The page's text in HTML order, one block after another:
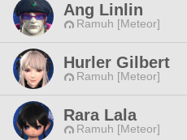
Ang Linlin
Ramuh [Meteor]
Hurler Gilbert
Ramuh [Meteor]
Rara Lala
Ramuh [Meteor]